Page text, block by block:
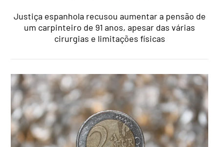
Justiça espanhola recusou aumentar a pensão de
um carpinteiro de 91 anos, apesar das várias
cirurgias e limitações físicas